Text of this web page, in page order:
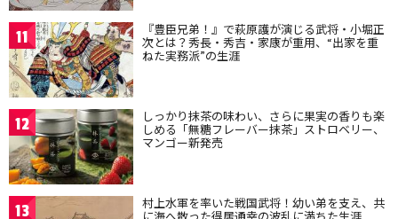
11 『豊臣兄弟！』で萩原護が演じる武将・小堀正
次とは？秀長・秀吉・家康が重用、“出家を重
ねた実務派”の生涯
12 しっかり抹茶の味わい、さらに果実の香りも楽
しめる「無糖フレーバー抹茶」ストロベリー、
マンゴー新発売
13 村上水軍を率いた戦国武将！幼い弟を支え、共